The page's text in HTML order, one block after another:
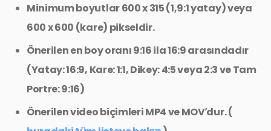
Minimum boyutlar 600 x 315 (1,9:1 yatay) veya
600 x 600 (kare) pikseldir.
Önerilen en boy oranı 9:16 ila 16:9 arasındadır
(Yatay: 16:9, Kare: 1:1, Dikey: 4:5 veya 2:3 ve Tam
Portre: 9:16)
Önerilen video biçimleri MP4 ve MOV’dur. (